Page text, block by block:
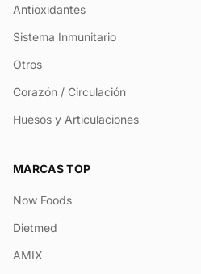
Antioxidantes
Sistema Inmunitario
Otros
Corazón / Circulación
Huesos y Articulaciones
MARCAS TOP
Now Foods
Dietmed
AMIX